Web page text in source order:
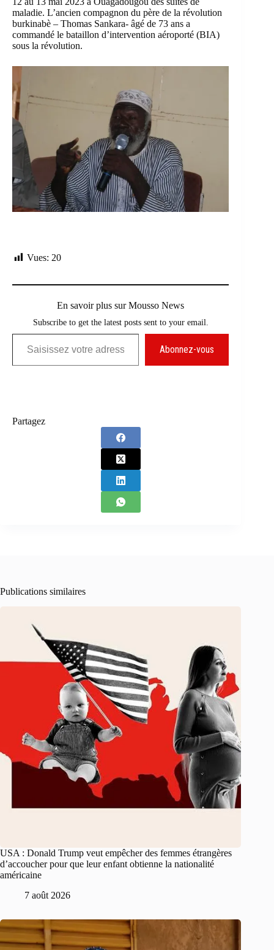
maladie. L’ancien compagnon du père de la révolution
burkinabè – Thomas Sankara- âgé de 73 ans a
commandé le bataillon d’intervention aéroporté (BIA)
sous la révolution.
Vues: 20
En savoir plus sur Mousso News
Subscribe to get the latest posts sent to your email.
Saisissez votre adresse e-mail…
Abonnez-vous
Partagez
Publications similaires
USA : Donald Trump veut empêcher des femmes étrangères
d’accoucher pour que leur enfant obtienne la nationalité
américaine
7 août 2026